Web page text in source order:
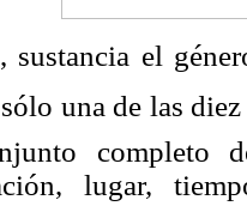
sustancia el
sólo una de las
completo
lugar,